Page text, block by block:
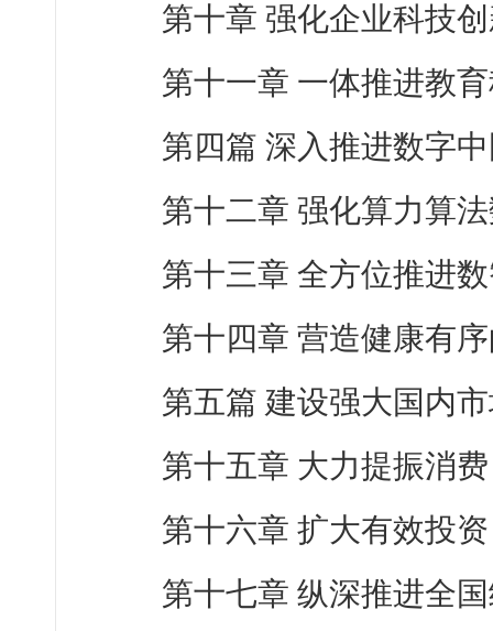
第十章 强化企业科技
第十一章 一体推进教
第四篇 深入推进数字
第十二章 强化算力算
第十三章 全方位推进
第十四章 营造健康有
第五篇 建设强大国内
第十五章 大力提振消费
第十六章 扩大有效投资
第十七章 纵深推进全